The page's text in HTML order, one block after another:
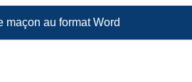
maçon au format Word